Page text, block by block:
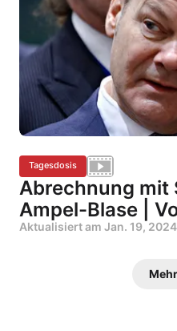
Tagesdosis
Abrechnung mit
Ampel-Blase |
Aktualisiert am Jan. 19, 2024